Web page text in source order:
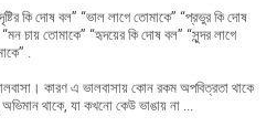
কি দোষ বল” “ভাল লাগে তোমাকে” “প্রভুর কি দোষ
চায় তোমাকে” “হৃদয়ের কি দোষ বল” “সুন্দর লাগে
.
কারণ এ ভালবাসায় কোন রকম অপবিত্রতা থাকে
অভিমান থাকে, যা কখনো কেউ ভাঙায় না ...